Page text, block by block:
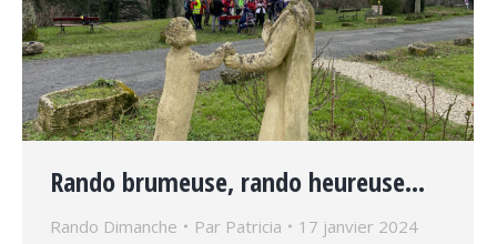
Rando brumeuse, rando heureuse…
Rando Dimanche Par Patricia 17 janvier 2024